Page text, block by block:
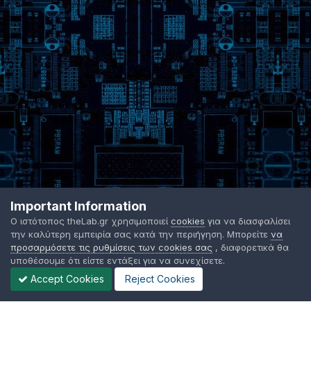
Important Information
Ο ιστότοπος theLab.gr χρησιμοποιεί cookies για να διασφαλίσει
την καλύτερη εμπειρία σας κατά την περιήγηση. Μπορείτε να
προσαρμόσετε τις ρυθμίσεις των cookies σας , διαφορετικά θα
υποθέσουμε ότι είστε εντάξει για να συνεχίσετε.
Accept Cookies Reject Cookies